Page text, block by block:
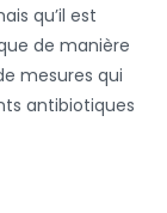
qu’il est
de manière
mesures qui
antibiotiques